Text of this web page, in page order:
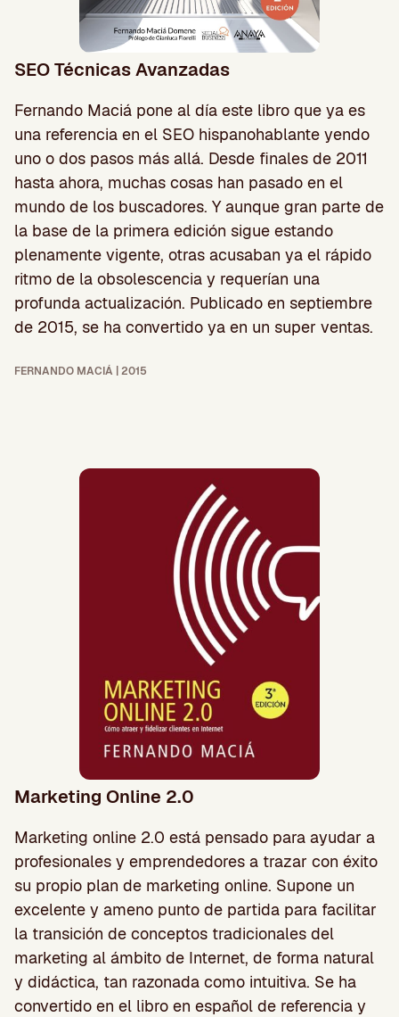
SEO Técnicas Avanzadas
Fernando Maciá pone al día este libro que ya es
una referencia en el SEO hispanohablante yendo
uno o dos pasos más allá. Desde finales de 2011
hasta ahora, muchas cosas han pasado en el
mundo de los buscadores. Y aunque gran parte de
la base de la primera edición sigue estando
plenamente vigente, otras acusaban ya el rápido
ritmo de la obsolescencia y requerían una
profunda actualización. Publicado en septiembre
de 2015, se ha convertido ya en un super ventas.
FERNANDO MACIÁ | 2015
Marketing Online 2.0
Marketing online 2.0 está pensado para ayudar a
profesionales y emprendedores a trazar con éxito
su propio plan de marketing online. Supone un
excelente y ameno punto de partida para facilitar
la transición de conceptos tradicionales del
marketing al ámbito de Internet, de forma natural
y didáctica, tan razonada como intuitiva. Se ha
convertido en el libro en español de referencia y